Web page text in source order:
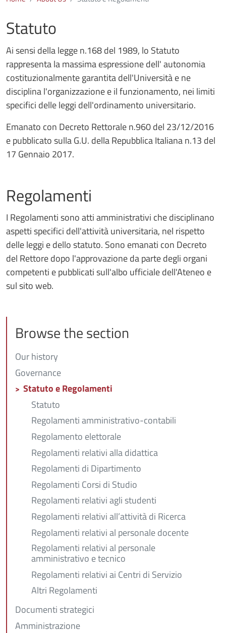
Statuto
Ai sensi della legge n.168 del 1989, lo Statuto
rappresenta la massima espressione dell' autonomia
costituzionalmente garantita dell'Università e ne
disciplina l'organizzazione e il funzionamento, nei limiti
specifici delle leggi dell'ordinamento universitario.
Emanato con Decreto Rettorale n.960 del 23/12/2016
e pubblicato sulla G.U. della Repubblica Italiana n.13 del
17 Gennaio 2017.
Regolamenti
I Regolamenti sono atti amministrativi che disciplinano
aspetti specifici dell'attività universitaria, nel rispetto
delle leggi e dello statuto. Sono emanati con Decreto
del Rettore dopo l'approvazione da parte degli organi
competenti e pubblicati sull'albo ufficiale dell'Ateneo e
sul sito web.
Browse the section
Our history
Governance
Statuto e Regolamenti
Statuto
Regolamenti amministrativo-contabili
Regolamento elettorale
Regolamenti relativi alla didattica
Regolamenti di Dipartimento
Regolamenti Corsi di Studio
Regolamenti relativi agli studenti
Regolamenti relativi all’attività di Ricerca
Regolamenti relativi al personale docente
Regolamenti relativi al personale
amministrativo e tecnico
Regolamenti relativi ai Centri di Servizio
Altri Regolamenti
Documenti strategici
Amministrazione